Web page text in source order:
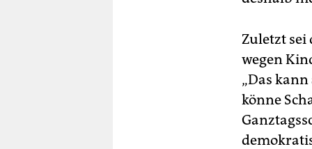
Zuletzt sei
wegen
„Das
könne